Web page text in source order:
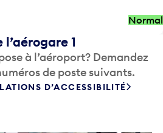
Normal
1
à l’aéroport? Demandez
de poste suivants.
D’ACCESSIBILITÉ